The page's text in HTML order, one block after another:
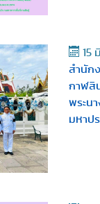
15
สำนัก
กาฬสิ
พระน
มหาป